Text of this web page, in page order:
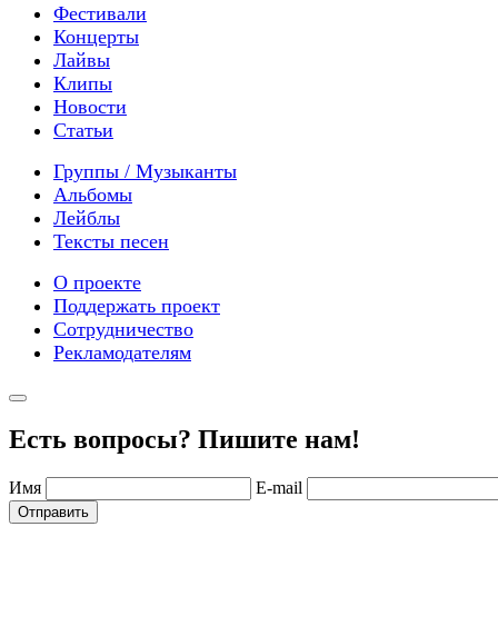
Фестивали
Концерты
Лайвы
Клипы
Новости
Статьи
Группы / Музыканты
Альбомы
Лейблы
Тексты песен
О проекте
Поддержать проект
Сотрудничество
Рекламодателям
Есть вопросы? Пишите нам!
Имя E-mail